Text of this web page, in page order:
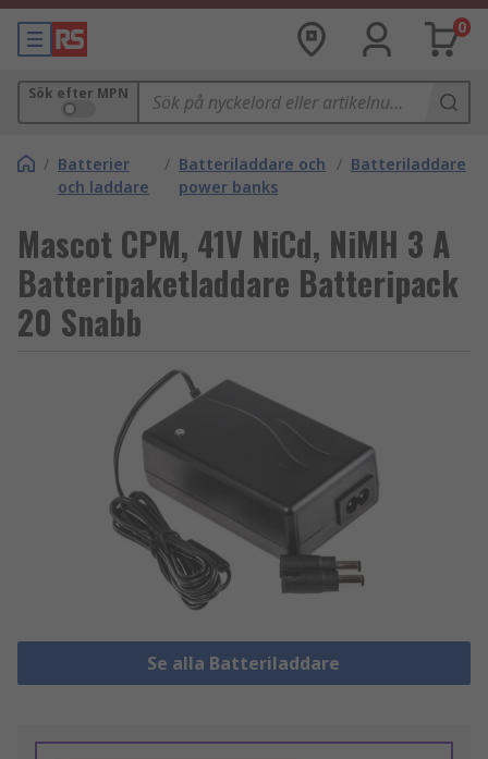
0
Sök efter MPN
/ Batterier
och laddare
/ Batteriladdare och
power banks
/ Batteriladdare
Mascot CPM, 41V NiCd, NiMH 3 A
Batteripaketladdare Batteripack
20 Snabb
Se alla Batteriladdare